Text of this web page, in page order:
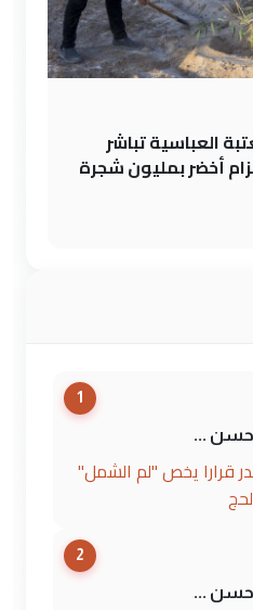
العتبة العباسية تباشر
أخضر بمليون شجرة
1
حسن ...
قرارا يخص "لم الشمل"
2
حسن ...